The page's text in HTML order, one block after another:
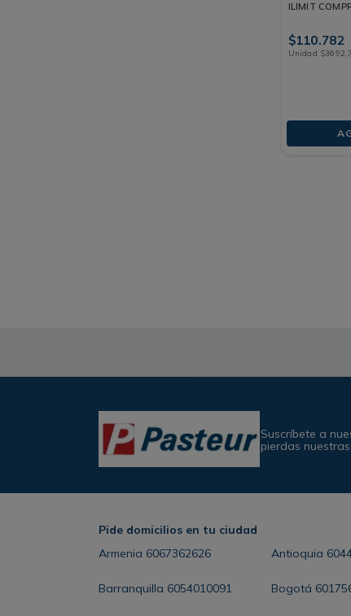
ILIMIT
$110.782
Unidad $3692,
Suscríbete a
pierdas
Pide domicilios en tu ciudad
Armenia 6067362626 Antioquia
Barranquilla 6054010091 Bogotá